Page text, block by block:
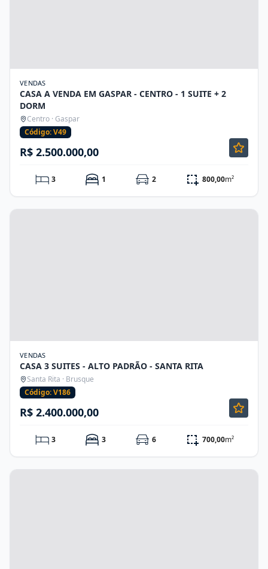
VENDAS
CASA A VENDA EM GASPAR - CENTRO - 1 SUITE + 2
DORM
Centro · Gaspar
Código: V49
R$ 2.500.000,00
3 1 2 800,00m²
VENDAS
CASA 3 SUITES - ALTO PADRÃO - SANTA RITA
Santa Rita · Brusque
Código: V186
R$ 2.400.000,00
3 3 6 700,00m²